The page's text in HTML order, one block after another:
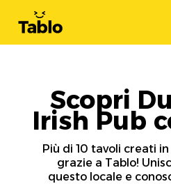
Scopri
Irish Pub
Più di 10 tavoli creati
grazie a Tablo!
questo locale e